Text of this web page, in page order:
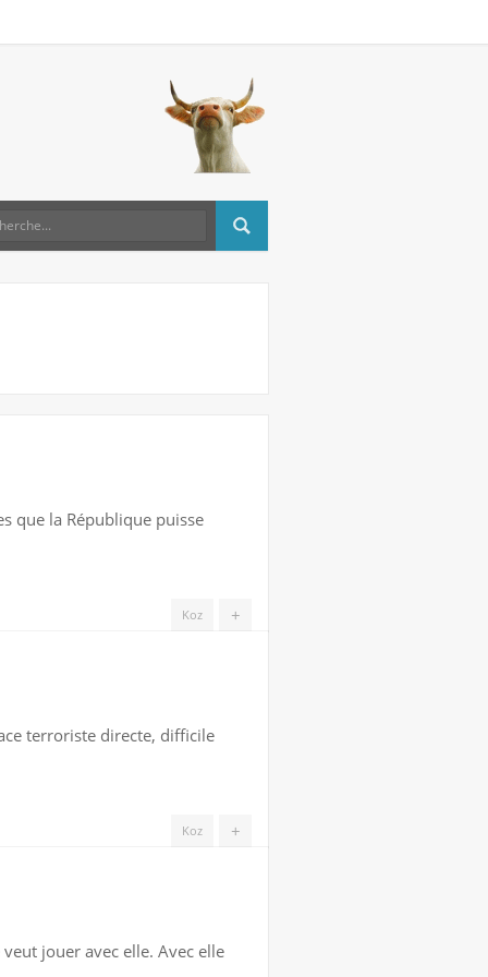
que la République puisse
+
Koz
terroriste directe, difficile
+
Koz
jouer avec elle. Avec elle